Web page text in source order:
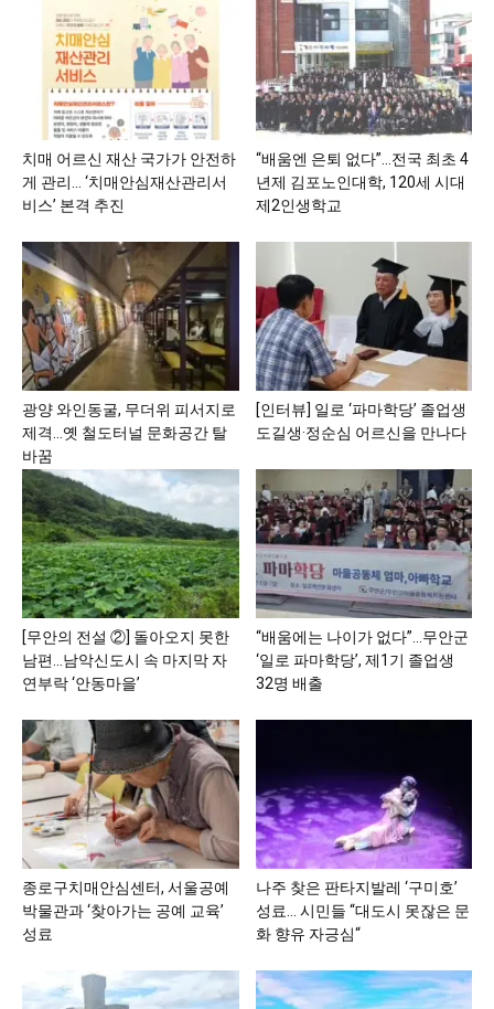
치매 어르신 재산 국가가 안전하
게 관리… ‘치매안심재산관리서
비스’ 본격 추진
“배움엔 은퇴 없다”…전국 최초 4
년제 김포노인대학, 120세 시대
제2인생학교
광양 와인동굴, 무더위 피서지로
제격…옛 철도터널 문화공간 탈
바꿈
[인터뷰] 일로 ‘파마학당’ 졸업생
도길생·정순심 어르신을 만나다
[무안의 전설 ②] 돌아오지 못한
남편…남악신도시 속 마지막 자
연부락 ‘안동마을’
“배움에는 나이가 없다”…무안군
‘일로 파마학당’, 제1기 졸업생
32명 배출
종로구치매안심센터, 서울공예
박물관과 ‘찾아가는 공예 교육’
성료
나주 찾은 판타지발레 ‘구미호’
성료… 시민들 “대도시 못잖은 문
화 향유 자긍심“